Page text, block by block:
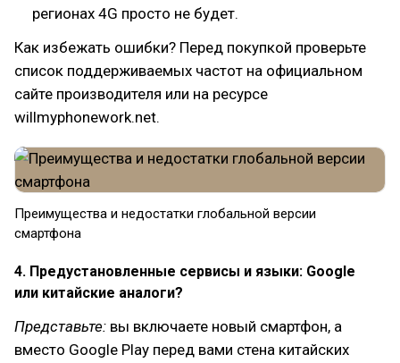
регионах 4G просто не будет.
Как избежать ошибки? Перед покупкой проверьте
список поддерживаемых частот на официальном
сайте производителя или на ресурсе
willmyphonework.net.
Преимущества и недостатки глобальной версии
смартфона
4. Предустановленные сервисы и языки: Google
или китайские аналоги?
Представьте: вы включаете новый смартфон, а
вместо Google Play перед вами стена китайских